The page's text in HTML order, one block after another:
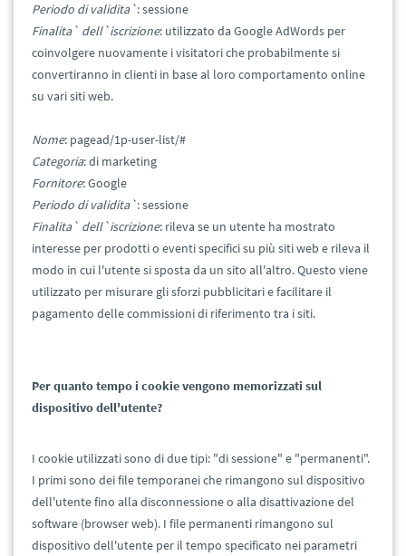
Periodo di validita`: sessione
Finalita` dell`iscrizione: utilizzato da Google AdWords per
coinvolgere nuovamente i visitatori che probabilmente si
convertiranno in clienti in base al loro comportamento online
su vari siti web.
Nome: pagead/1p-user-list/#
Categoria: di marketing
Fornitore: Google
Periodo di validita`: sessione
Finalita` dell`iscrizione: rileva se un utente ha mostrato
interesse per prodotti o eventi specifici su più siti web e rileva il
modo in cui l'utente si sposta da un sito all'altro. Questo viene
utilizzato per misurare gli sforzi pubblicitari e facilitare il
pagamento delle commissioni di riferimento tra i siti.
Per quanto tempo i cookie vengono memorizzati sul
dispositivodell'utente?
I cookie utilizzati sono di due tipi: "di sessione" e "permanenti".
I primi sono dei file temporanei che rimangono sul dispositivo
dell'utente fino alla disconnessione o alla disattivazione del
software (browser web). I file permanenti rimangono sul
dispositivo dell'utente per il tempo specificato nei parametri